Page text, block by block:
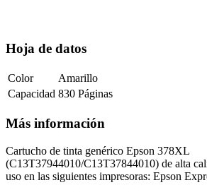
Hoja de datos
Color
Amarillo
Capacidad 830 Páginas
Más información
Cartucho de tinta genérico Epson 378XL
(C13T37944010/C13T37844010) de alta
uso en las siguientes impresoras: Epson